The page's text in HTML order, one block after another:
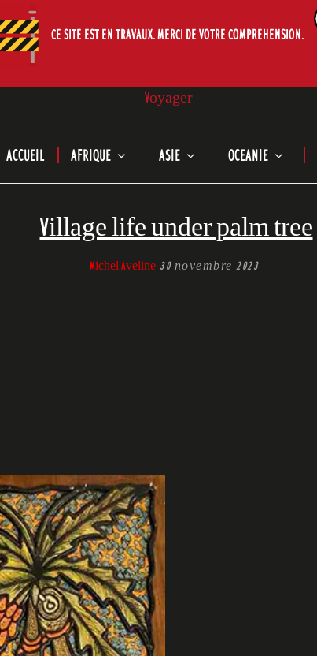
CE SITE EST EN TRAVAUX. MERCI DE VOTRE COMPREHENSION.
Le Cabinet de Curiosites de Michel Aveline.
Voyager
ACCUEIL AFRIQUE ASIE OCEANIE
Village life under palm tree
Michel Aveline 30 novembre 2023